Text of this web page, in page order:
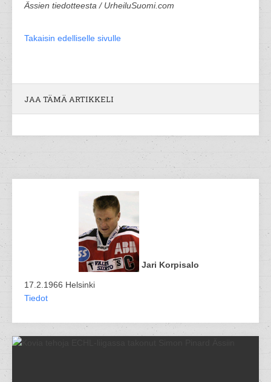
Ässien tiedotteesta / UrheiluSuomi.com
Takaisin edelliselle sivulle
JAA TÄMÄ ARTIKKELI
Jari Korpisalo
17.2.1966 Helsinki
Tiedot